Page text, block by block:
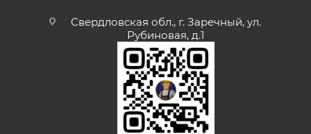
Свердловская обл., г. Заречный, ул.
Рубиновая, д.1